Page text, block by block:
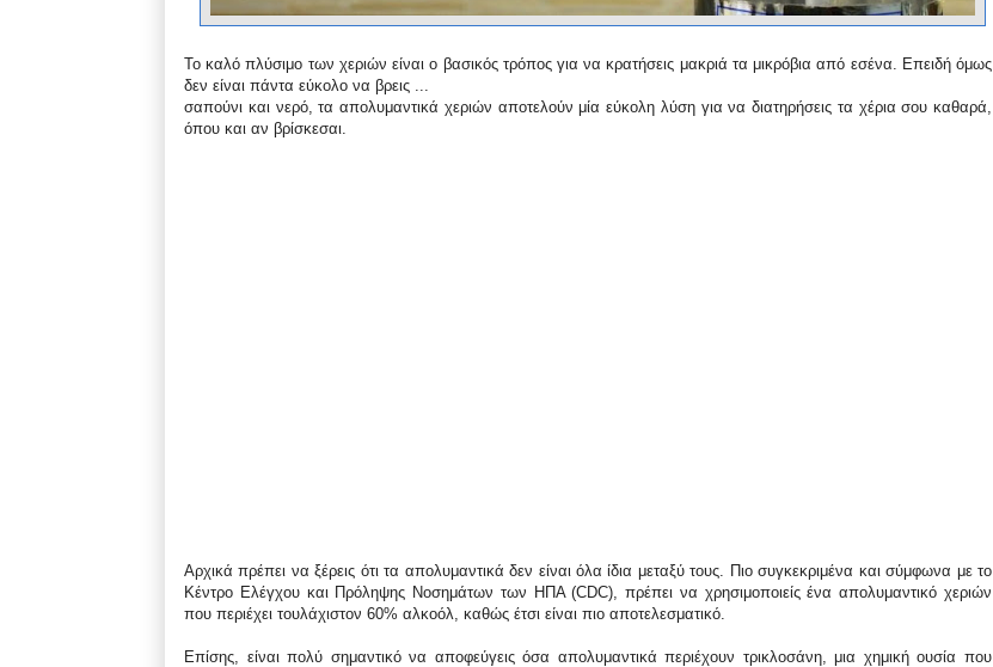
Το καλό πλύσιμο των χεριών είναι ο βασικός τρόπος για να κρατήσεις μακριά τα μικρόβια από εσένα. Επειδή όμως
δεν είναι πάντα εύκολο να βρεις ...
σαπούνι και νερό, τα απολυμαντικά χεριών αποτελούν μία εύκολη λύση για να διατηρήσεις τα χέρια σου καθαρά,
όπου και αν βρίσκεσαι.
Αρχικά πρέπει να ξέρεις ότι τα απολυμαντικά δεν είναι όλα ίδια μεταξύ τους. Πιο συγκεκριμένα και σύμφωνα με το
Κέντρο Ελέγχου και Πρόληψης Νοσημάτων των ΗΠΑ (CDC), πρέπει να χρησιμοποιείς ένα απολυμαντικό χεριών
που περιέχει τουλάχιστον 60% αλκοόλ, καθώς έτσι είναι πιο αποτελεσματικό.
Επίσης, είναι πολύ σημαντικό να αποφεύγεις όσα απολυμαντικά περιέχουν τρικλοσάνη, μια χημική ουσία που